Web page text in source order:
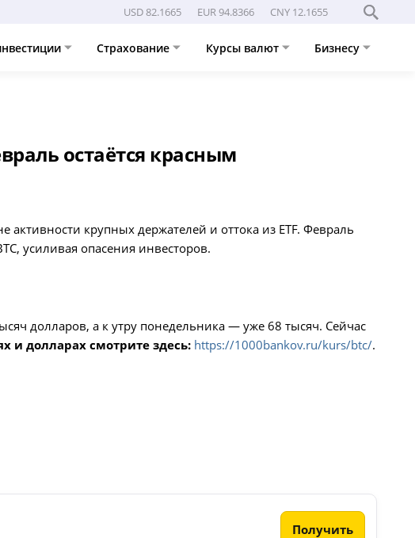
USD 82.1665 EUR 94.8366 CNY 12.1655
Страхование Курсы валют Бизнесу
остаётся красным
крупных держателей и оттока из ETF. Февраль
усиливая опасения инвесторов.
долларов, а к утру понедельника — уже 68 тысяч. Сейчас
и долларах смотрите здесь: https://1000bankov.ru/kurs/btc/.
Получить